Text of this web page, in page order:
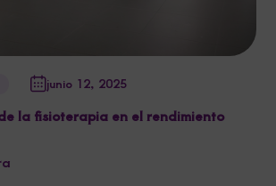
junio 12, 2025
la fisioterapia en el rendimiento